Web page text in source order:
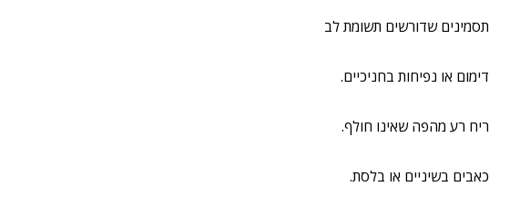
תסמינים שדורשים תשומת לב
דימום או נפיחות בחניכיים.
ריח רע מהפה שאינו חולף.
כאבים בשיניים או בלסת.